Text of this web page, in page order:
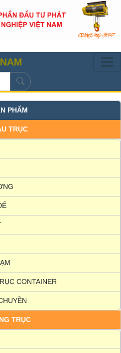
PHẨM
TRỤC
CONTAINER
TRỤC